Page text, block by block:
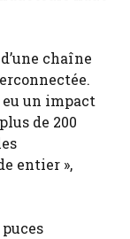
chaîne
eu un impact
de 200
entier »,